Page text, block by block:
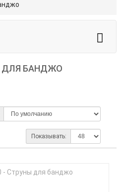
ДЛЯ БАНДЖО
Показывать: